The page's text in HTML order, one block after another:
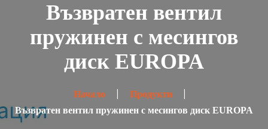
Възвратен вентил
пружинен с месингов
диск EUROPA
Начало
Продукти
Възвратен вентил пружинен с месингов диск EUROPA